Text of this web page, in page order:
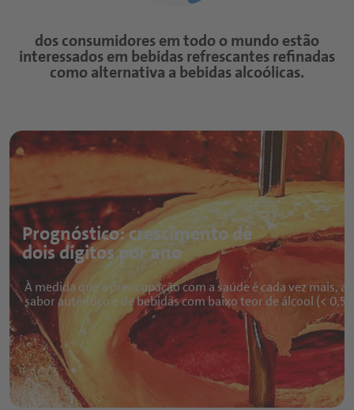
dos consumidores em todo o mundo estão
interessados em bebidas refrescantes refinadas
como alternativa a bebidas alcoólicas.
Prognóstico: crescimento de
dois dígitos por ano
À medida que a preocupação com a saúde é cada vez mais,
sabor autêntico e de bebidas com baixo teor de álcool (<